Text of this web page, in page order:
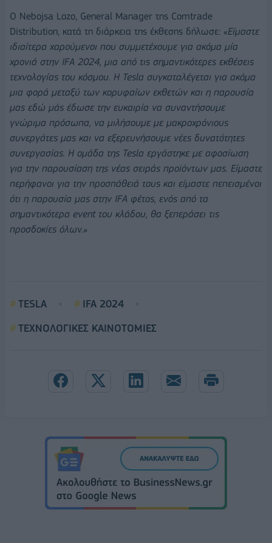
Ο Nebojsa Lozo, General Manager της Comtrade
Distribution, κατά τη διάρκεια της έκθεσης δήλωσε: «Είμαστε
ιδιαίτερα χαρούμενοι που συμμετέχουμε για ακόμα μία
χρονιά στην IFA 2024, μια από τις σημαντικότερες εκθέσεις
τεχνολογίας του κόσμου. Η Tesla συγκαταλέγεται για ακόμα
μια φορά μεταξύ των κορυφαίων εκθετών και η παρουσία
μας εδώ μάς έδωσε την ευκαιρία να συναντήσουμε
γνώριμα πρόσωπα, να μιλήσουμε με μακροχρόνιους
συνεργάτες μας και να εξερευνήσουμε νέες δυνατότητες
συνεργασίας. Η ομάδα της Tesla εργάστηκε με αφοσίωση
για την παρουσίαση της νέας σειράς προϊόντων μας. Είμαστε
περήφανοι για την προσπάθειά τους και είμαστε πεπεισμένοι
ότι η παρουσία μας στην IFA φέτος, ενός από τα
σημαντικότερα event του κλάδου, θα ξεπεράσει τις
προσδοκίες όλων.»
TESLA
IFA 2024
ΤΕΧΝΟΛΟΓΙΚΕΣ ΚΑΙΝΟΤΟΜΙΕΣ